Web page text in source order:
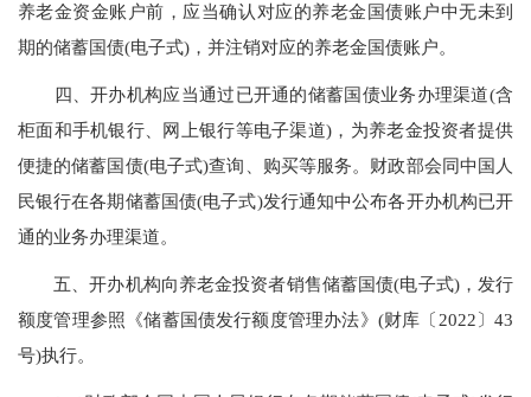
养老金资金账户前，应当确认对应的养老金国债账户中无未到
期的储蓄国债(电子式)，并注销对应的养老金国债账户。
四、开办机构应当通过已开通的储蓄国债业务办理渠道(含
柜面和手机银行、网上银行等电子渠道)，为养老金投资者提供
便捷的储蓄国债(电子式)查询、购买等服务。财政部会同中国人
民银行在各期储蓄国债(电子式)发行通知中公布各开办机构已开
通的业务办理渠道。
五、开办机构向养老金投资者销售储蓄国债(电子式)，发行
额度管理参照《储蓄国债发行额度管理办法》(财库〔2022〕43
号)执行。